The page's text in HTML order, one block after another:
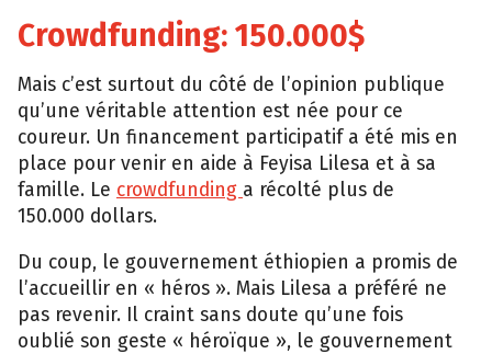
Crowdfunding: 150.000$
Mais c’est surtout du côté de l’opinion publique
qu’une véritable attention est née pour ce
coureur. Un financement participatif a été mis en
place pour venir en aide à Feyisa Lilesa et à sa
famille. Le crowdfunding a récolté plus de
150.000 dollars.
Du coup, le gouvernement éthiopien a promis de
l’accueillir en « héros ». Mais Lilesa a préféré ne
pas revenir. Il craint sans doute qu’une fois
oublié son geste « héroïque », le gouvernement